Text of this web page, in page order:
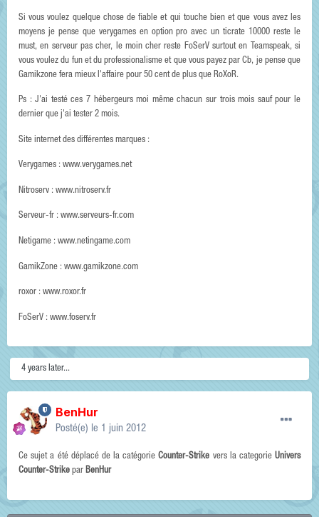
Si vous voulez quelque chose de fiable et qui touche bien et que vous avez les
moyens je pense que verygames en option pro avec un ticrate 10000 reste le
must, en serveur pas cher, le moin cher reste FoSerV surtout en Teamspeak, si
vous voulez du fun et du professionalisme et que vous payez par Cb, je pense que
Gamikzone fera mieux l'affaire pour 50 cent de plus que RoXoR.
Ps : J'ai testé ces 7 hébergeurs moi même chacun sur trois mois sauf pour le
dernier que j'ai tester 2 mois.
Site internet des différentes marques :
Verygames : www.verygames.net
Nitroserv : www.nitroserv.fr
Serveur-fr : www.serveurs-fr.com
Netigame : www.netingame.com
GamikZone : www.gamikzone.com
roxor : www.roxor.fr
FoSerV : www.foserv.fr
4 years later...
BenHur
Posté(e) le 1 juin 2012
Ce sujet a été déplacé de la catégorieCounter-Strike vers la categorieUnivers
Counter-Strike par BenHur